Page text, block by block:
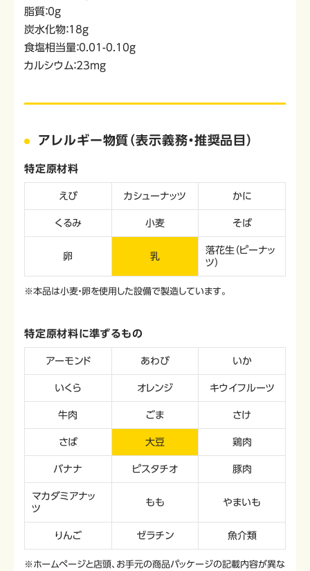
脂質：0g
炭水化物：18g
食塩相当量：0.01-0.10g
カルシウム：23mg
アレルギー物質（表示義務・推奨品目）
特定原材料
えび カシューナッツ かに
くるみ 小麦 そば
卵 乳
落花生（ピーナッ
ツ）
※本品は小麦・卵を使用した設備で製造しています。
特定原材料に準ずるもの
アーモンド あわび いか
いくら オレンジ キウイフルーツ
牛肉 ごま さけ
さば 大豆 鶏肉
バナナ ピスタチオ 豚肉
マカダミアナッ
ツ
もも やまいも
りんご ゼラチン 魚介類
※ホームページと店頭、お手元の商品パッケージの記載内容が異な